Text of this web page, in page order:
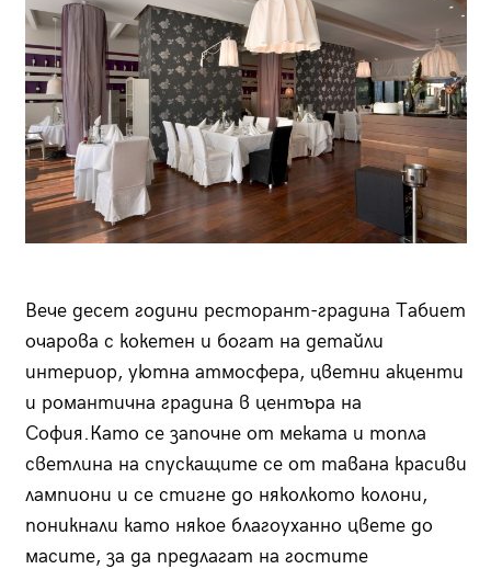
Вече десет години ресторант-градина Табиет
очарова с кокетен и богат на детайли
интериор, уютна атмосфера, цветни акценти
и романтична градина в центъра на
София.Като се започне от меката и топла
светлина на спускащите се от тавана красиви
лампиони и се стигне до няколкото колони,
поникнали като някое благоуханно цвете до
масите, за да предлагат на гостите